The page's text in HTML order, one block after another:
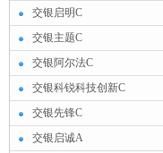
交银启明C
交银主题C
交银阿尔法C
交银科锐科技创新C
交银先锋C
交银启诚A